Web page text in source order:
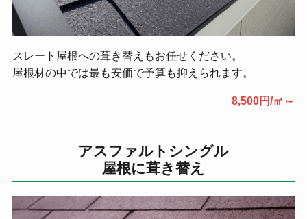
スレート屋根への葺き替えもお任せください。
屋根材の中では最も安価で予算も抑えられます。
8,500円/㎡～
アスファルトシングル
屋根に葺き替え